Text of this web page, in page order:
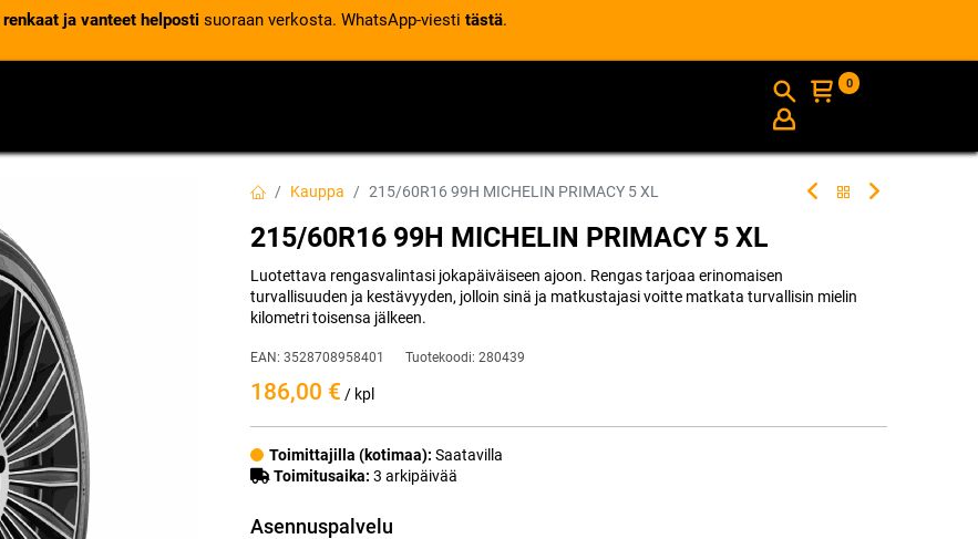
renkaat ja vanteet helposti suoraan verkosta. WhatsApp-viesti tästä.
INFO
0
Kauppa 215/60R16 99H MICHELIN PRIMACY 5 XL
215/60R16 99H MICHELIN PRIMACY 5 XL
Luotettava rengasvalintasi jokapäiväiseen ajoon. Rengas tarjoaa erinomaisen
turvallisuuden ja kestävyyden, jolloin sinä ja matkustajasi voitte matkata turvallisin mielin
kilometri toisensa jälkeen.
EAN: 3528708958401 Tuotekoodi: 280439
186,00 € / kpl
Toimittajilla (kotimaa): Saatavilla
Toimitusaika: 3 arkipäivää
Asennuspalvelu